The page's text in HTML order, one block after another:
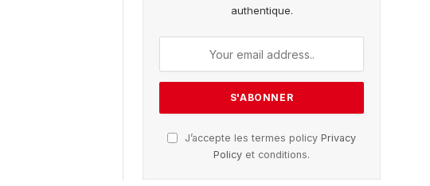
authentique.
J’accepte les termes policy Privacy
Policy et conditions.